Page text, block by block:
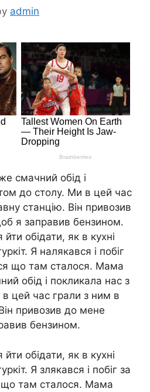
admin
смачний обід і
до столу. Ми в цей час
станцію. Він привозив
я заправив бензином.
йти обідати, як в кухні
Я налякався і побіг
що там сталося. Мама
обід і покликала нас з
цей час грали з ним в
привозив до мене
бензином.
йти обідати, як в кухні
Я злякався і побіг за
що там сталося. Мама